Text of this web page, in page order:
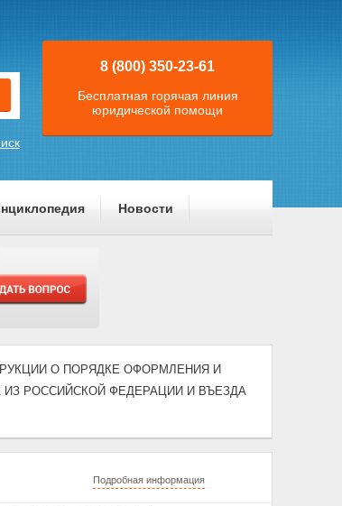
8 (800) 350-23-61
Бесплатная горячая линия
юридической помощи
Новости
О ПОРЯДКЕ ОФОРМЛЕНИЯ И
РОССИЙСКОЙ ФЕДЕРАЦИИ И ВЪЕЗДА
Подробная информация